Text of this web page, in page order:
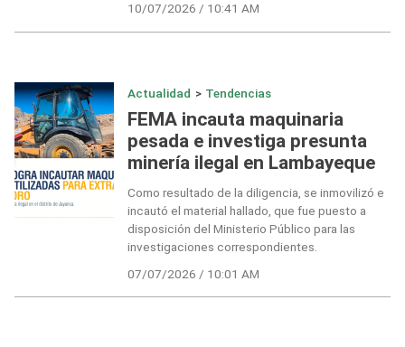
10/07/2026 / 10:41 AM
Actualidad > Tendencias
FEMA incauta maquinaria
pesada e investiga presunta
minería ilegal en Lambayeque
Como resultado de la diligencia, se inmovilizó e
incautó el material hallado, que fue puesto a
disposición del Ministerio Público para las
investigaciones correspondientes.
07/07/2026 / 10:01 AM